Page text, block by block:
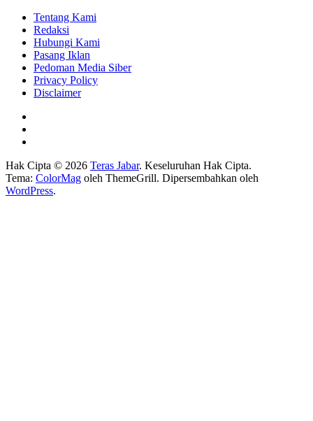
Tentang Kami
Redaksi
Hubungi Kami
Pasang Iklan
Pedoman Media Siber
Privacy Policy
Disclaimer
Hak Cipta © 2026 Teras Jabar. Keseluruhan Hak Cipta.
Tema: ColorMag oleh ThemeGrill. Dipersembahkan oleh
WordPress.